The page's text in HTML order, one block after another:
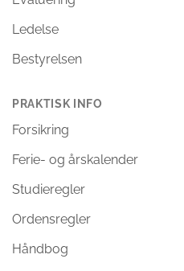
Ledelse
Bestyrelsen
PRAKTISK INFO
Forsikring
Ferie- og årskalender
Studieregler
Ordensregler
Håndbog